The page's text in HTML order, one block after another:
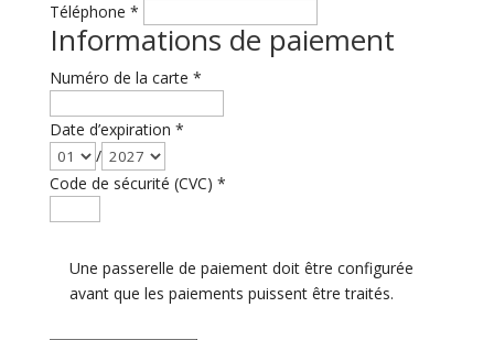
Téléphone *
Informations de paiement
Numéro de la carte *
Date d’expiration *
/
Code de sécurité (CVC) *
Une passerelle de paiement doit être configurée
avant que les paiements puissent être traités.